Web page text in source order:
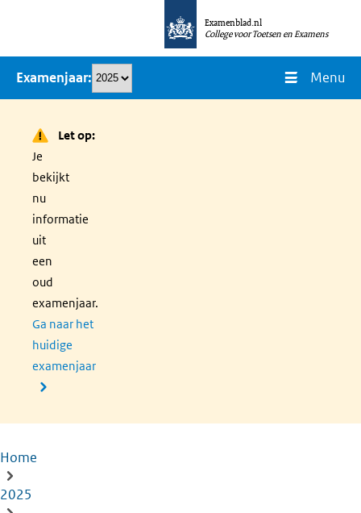
naar
inhoud
Examenblad.nl
College voor Toetsen en Examens
Examenjaar Menu
Let op:
Je
bekijkt
nu
informatie
uit
een
oud
examenjaar.
Ga naar het
huidige
examenjaar
Kruimelpad
Home
2025